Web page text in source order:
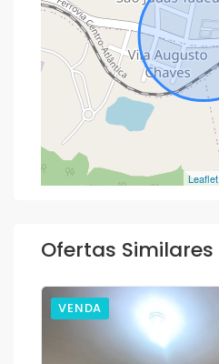
Leaflet
Ofertas Similares
VENDA